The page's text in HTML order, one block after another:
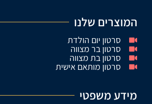
המוצרים שלנו
סרטון יום הולדת
סרטון בר מצווה
סרטון בת מצווה
סרטון מותאם אישית
מידע משפטי